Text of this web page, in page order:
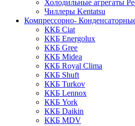
Холодильные агрегаты
Чиллеры Kentatsu
Компрессорно-
ККБ Ciat
ККБ Energolux
ККБ Gree
ККБ Midea
ККБ Royal Clima
ККБ Shuft
ККБ Turkov
ККБ Lennox
ККБ York
ККБ Daikin
ККБ MDV